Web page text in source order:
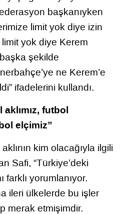
başkanıyken
limit yok diye izin
yok diye Kerem
şekilde
ne Kerem’e
ifadelerini kullandı.
futbol
elçimiz”
kim olacağıyla ilgili
Safi, “Türkiye’deki
farklı yorumlanıyor.
ileri ülkelerde bu işler
merak etmişimdir.